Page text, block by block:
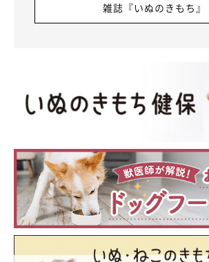
※写真はすべてドッグラン付の貸別荘です。
雑誌『いぬのきもち』